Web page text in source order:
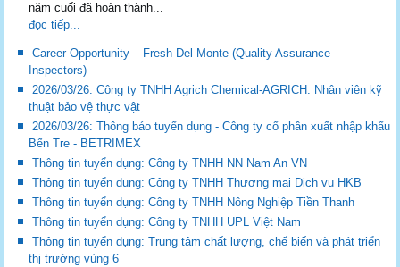
năm cuối đã hoàn thành...
đọc tiếp...
Career Opportunity – Fresh Del Monte (Quality Assurance
Inspectors)
2026/03/26: Công ty TNHH Agrich Chemical-AGRICH: Nhân viên kỹ
thuật bảo vệ thực vật
2026/03/26: Thông báo tuyển dụng - Công ty cổ phần xuất nhập khẩu
Bến Tre - BETRIMEX
Thông tin tuyển dụng: Công ty TNHH NN Nam An VN
Thông tin tuyển dụng: Công ty TNHH Thương mại Dịch vụ HKB
Thông tin tuyển dụng: Công ty TNHH Nông Nghiệp Tiền Thanh
Thông tin tuyển dụng: Công ty TNHH UPL Việt Nam
Thông tin tuyển dụng: Trung tâm chất lượng, chế biến và phát triển
thị trường vùng 6